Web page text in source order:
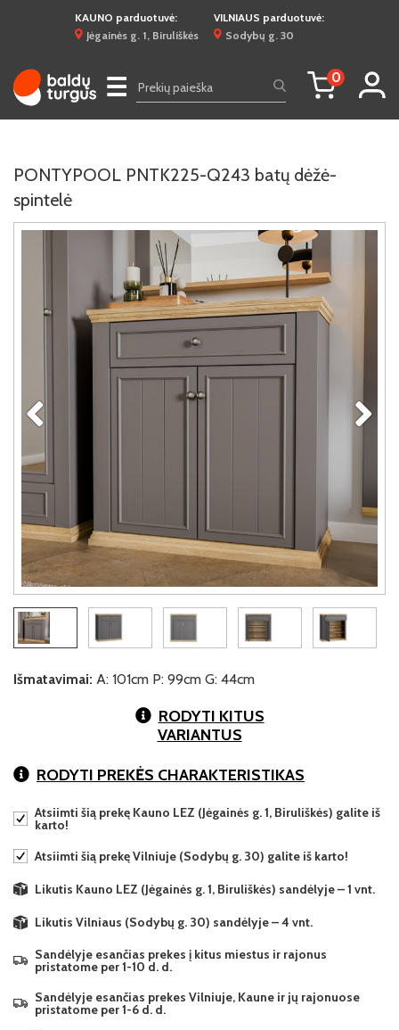
KAUNO parduotuvė:
Jėgainės g. 1, Biruliškės
VILNIAUS parduotuvė:
Sodybų g. 30
☰ 0
PONTYPOOL PNTK225-Q243 batų dėžė-
spintelė
Išmatavimai: A: 101cm P: 99cm G: 44cm
RODYTI KITUS
VARIANTUS
RODYTI PREKĖS CHARAKTERISTIKAS
Atsiimti šią prekę Kauno LEZ (Jėgainės g. 1, Biruliškės) galite iš
karto!
Atsiimti šią prekę Vilniuje (Sodybų g. 30) galite iš karto!
Likutis Kauno LEZ (Jėgainės g. 1, Biruliškės) sandėlyje – 1 vnt.
Likutis Vilniaus (Sodybų g. 30) sandėlyje – 4 vnt.
Sandėlyje esančias prekes į kitus miestus ir rajonus
pristatome per 1-10 d. d.
Sandėlyje esančias prekes Vilniuje, Kaune ir jų rajonuose
pristatome per 1-6 d. d.